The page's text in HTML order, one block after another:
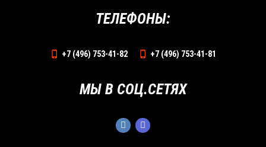
ТЕЛЕФОНЫ:
+7 (496) 753-41-82 +7 (496) 753-41-81
МЫ В СОЦ.СЕТЯХ